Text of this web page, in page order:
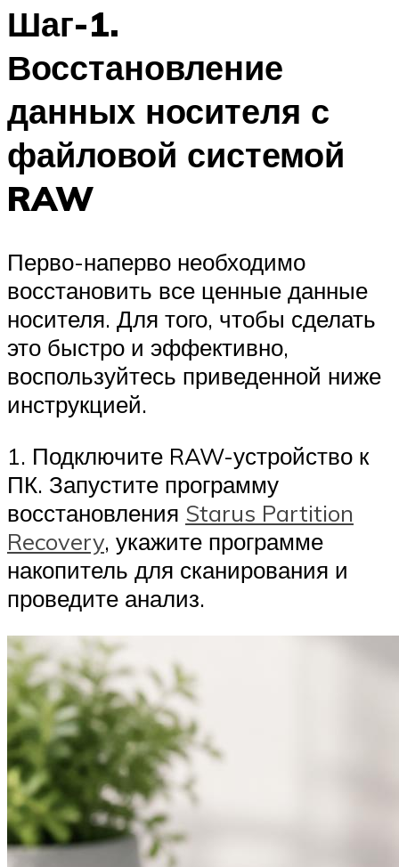
Шаг-1.
Восстановление
данных носителя с
файловой системой
RAW
Перво-наперво необходимо
восстановить все ценные данные
носителя. Для того, чтобы сделать
это быстро и эффективно,
воспользуйтесь приведенной ниже
инструкцией.
1. Подключите RAW-устройство к
ПК. Запустите программу
восстановления Starus Partition
Recovery, укажите программе
накопитель для сканирования и
проведите анализ.